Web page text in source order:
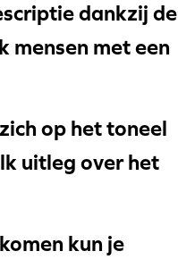
dankzij de
mensen met een
op het toneel
uitleg over het
kun je